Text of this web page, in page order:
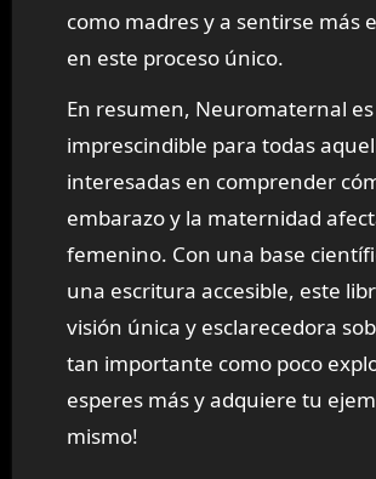
como madres y a sentirse más
en este proceso único.
En resumen, Neuromaternal
imprescindible para todas
interesadas en comprender
embarazo y la maternidad
femenino. Con una base
una escritura accesible, este
visión única y esclarecedora
tan importante como poco
esperes más y adquiere tu
mismo!